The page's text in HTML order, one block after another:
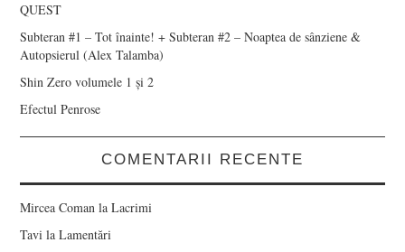
QUEST
Subteran #1 – Tot înainte! + Subteran #2 – Noaptea de sânziene &
Autopsierul (Alex Talamba)
Shin Zero volumele 1 și 2
Efectul Penrose
COMENTARII RECENTE
Mircea Coman laLacrimi
Tavi laLamentări